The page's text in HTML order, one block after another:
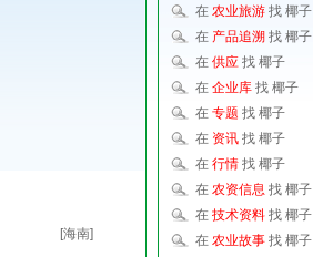
[海南]
在 农业旅游 找 椰子
在 产品追溯 找 椰子
在 供应 找 椰子
在 企业库 找 椰子
在 专题 找 椰子
在 资讯 找 椰子
在 行情 找 椰子
在 农资信息 找 椰子
在 技术资料 找 椰子
在 农业故事 找 椰子